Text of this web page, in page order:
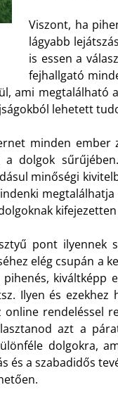
Viszont, ha
lágyabb
is essen a
fejhallgató
ami megtalálható
lehetett
minden ember
dolgok
minőségi
pont ilyennek
elég csupán a
kiváltképp
Ilyen és ezekhez
rendeléssel
azt a
dolgokra,
és a szabadidős